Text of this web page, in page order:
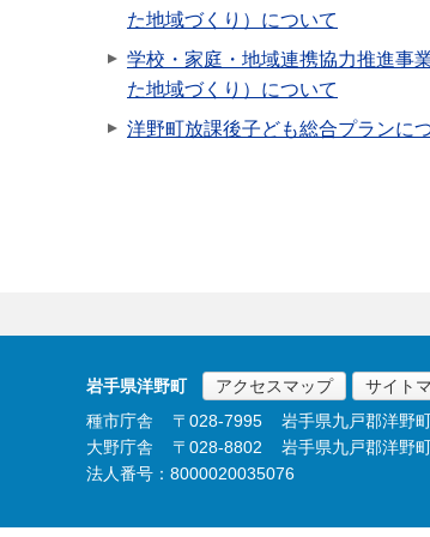
た地域づくり）について
学校・家庭・地域連携協力推進事
た地域づくり）について
洋野町放課後子ども総合プランに
岩手県洋野町 アクセスマップ サイト
種市庁舎
〒028-7995 岩手県九戸郡洋野
大野庁舎
〒028-8802 岩手県九戸郡洋野
法人番号：8000020035076